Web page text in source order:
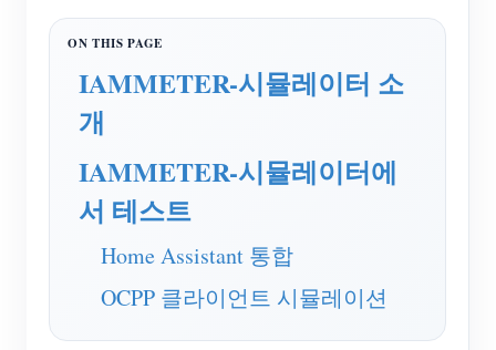
WiFi 전력 컨트롤러
IAMMETER 시뮬레이터
가상 계량기
에너지 예측 및 시뮬레이션 시스템
애플리케이션
IAMMETER-시뮬레이터 소
개
IAMMETER-시뮬레이터에
서 테스트
Home Assistant 통합
OCPP 클라이언트 시뮬레이션